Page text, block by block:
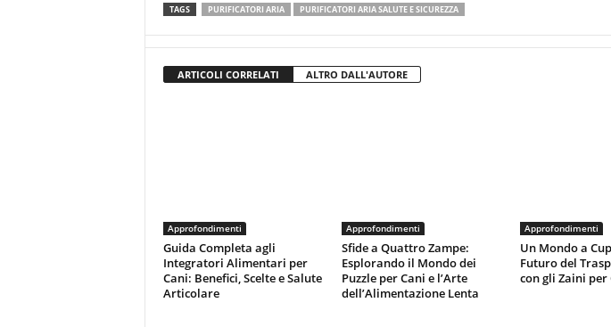
TAGS PURIFICATORI ARIA PURIFICATORI ARIA SALUTE E SICUREZZA
ARTICOLI CORRELATI ALTRO DALL'AUTORE
Approfondimenti
Guida Completa agli
Integratori Alimentari per
Cani: Benefici, Scelte e Salute
Articolare
Approfondimenti
Sfide a Quattro Zampe:
Esplorando il Mondo dei
Puzzle per Cani e l’Arte
dell’Alimentazione Lenta
Approfondimenti
Un Mondo a
Futuro del
con gli Zaini per